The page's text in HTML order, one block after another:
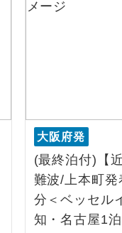
大阪府発
(最終泊付)【
難波/上本町
分＜ベッセル
知・名古屋1